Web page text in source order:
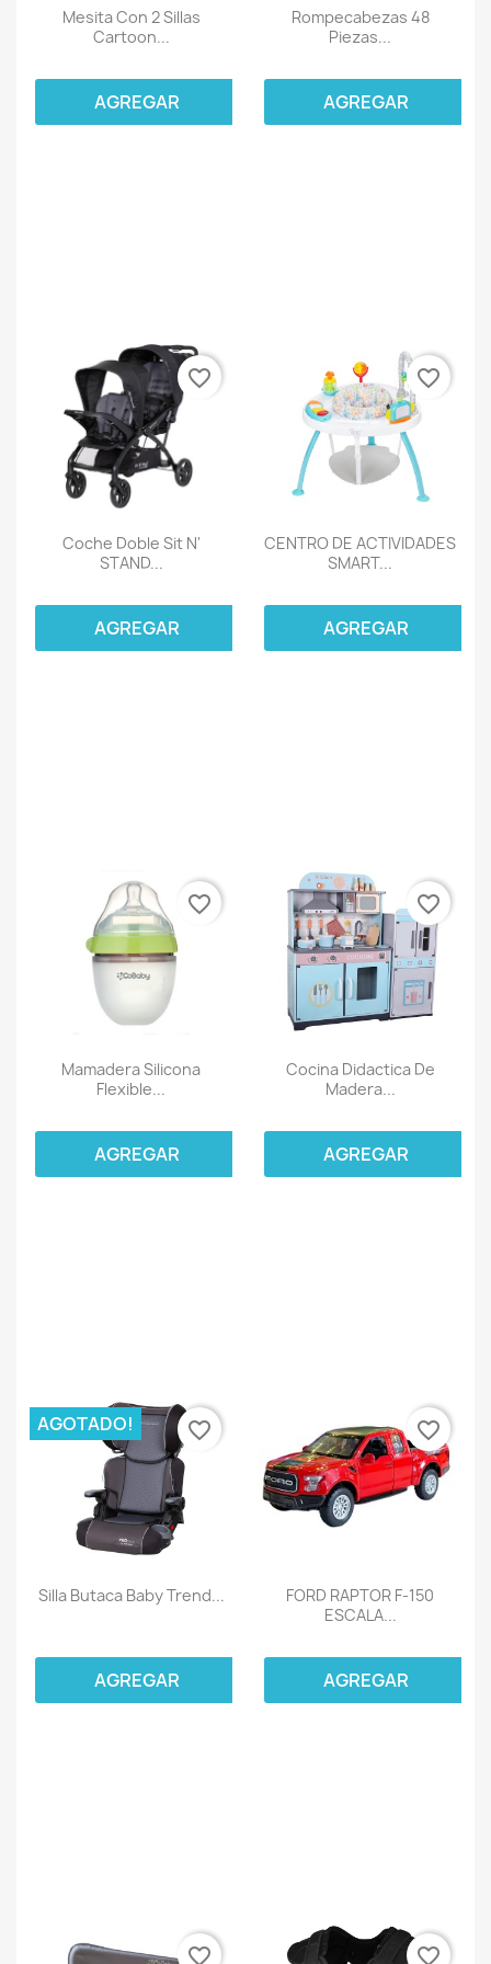
Mesita Con 2 Sillas
Cartoon...
AGREGAR
Rompecabezas 48
Piezas...
AGREGAR
Coche Doble Sit N'
STAND...
AGREGAR
favorite_border
CENTRO DE ACTIVIDADES
SMART...
AGREGAR
favorite_border
Mamadera Silicona
Flexible...
AGREGAR
favorite_border
Cocina Didactica De
Madera...
AGREGAR
favorite_border
Silla Butaca Baby Trend...
AGOTADO!
AGREGAR
favorite_border
FORD RAPTOR F-150
ESCALA...
AGREGAR
favorite_border
favorite_border favorite_border